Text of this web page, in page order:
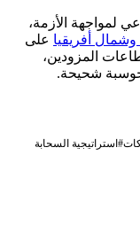
لمواجهة الأزمة،
أفريقياعلى
المزودين،
شحيحة.
#استراتيجية السحابة